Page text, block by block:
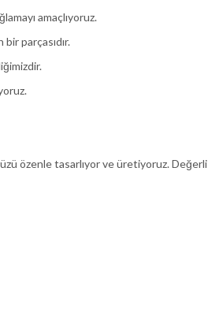
amaçlıyoruz.
parçasıdır.
özenle tasarlıyor ve üretiyoruz. Değerli